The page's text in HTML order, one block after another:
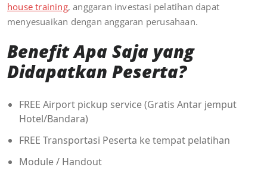
house training, anggaran investasi pelatihan dapat
menyesuaikan dengan anggaran perusahaan.
Benefit Apa Saja yang
Didapatkan Peserta?
FREE Airport pickup service (Gratis Antar jemput
Hotel/Bandara)
FREE Transportasi Peserta ke tempat pelatihan
Module / Handout